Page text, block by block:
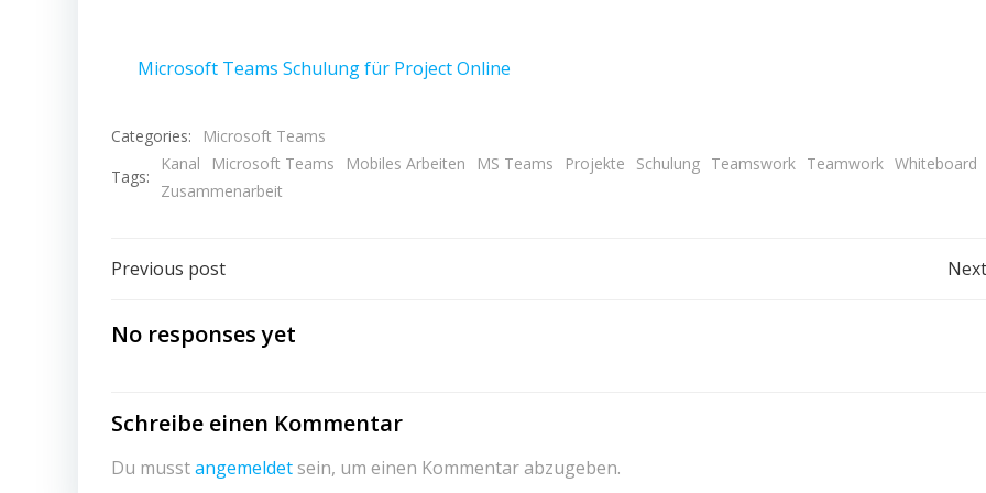
Microsoft Teams Schulung für Project Online
Categories:
Microsoft Teams
Tags:
Kanal Microsoft Teams Mobiles Arbeiten MS Teams Projekte Schulung Teamswork Teamwork Whiteboard
Zusammenarbeit
Post
navigation
Previous post
No responses yet
Schreibe einen Kommentar
Du musstangemeldet sein, um einen Kommentar abzugeben.